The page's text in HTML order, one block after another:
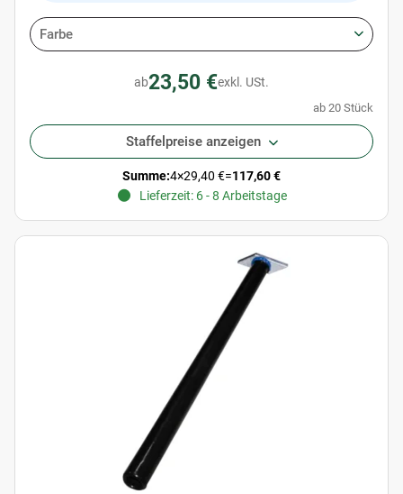
Farbe
ab23,50 €exkl. USt.
ab 20 Stück
Staffelpreise anzeigen
Summe:4×29,40 €=117,60 €
Lieferzeit: 6 - 8 Arbeitstage